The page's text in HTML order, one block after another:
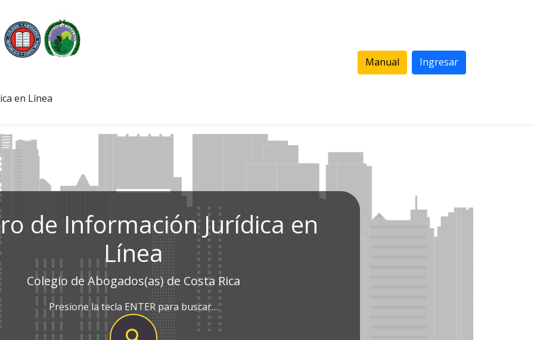
en Línea
Manual Ingresar
de Información Jurídica en
Línea
Colegio de Abogados(as) de Costa Rica
Presione la tecla ENTER para buscar…